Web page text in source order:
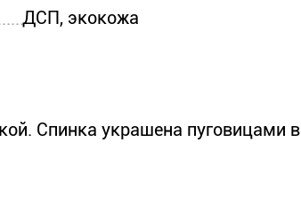
ДСП, экокожа
Спинка украшена пуговицами в